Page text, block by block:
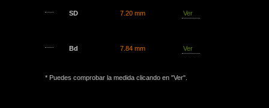
* Puedes comprobar la medida clicando en "Ver".
SD 7.20 mm Ver
Bd 7.84 mm Ver